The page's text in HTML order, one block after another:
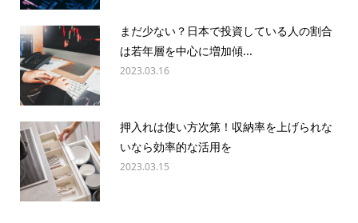
まだ少ない？日本で投資している人の割合
は若年層を中心に増加傾...
2023.03.16
押入れは使い方次第！収納率を上げられな
いなら効率的な活用を
2023.03.15